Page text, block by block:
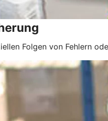
Folgen von Fehlern